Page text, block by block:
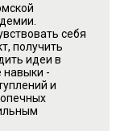
себя
получить
идеи в
навыки -
и